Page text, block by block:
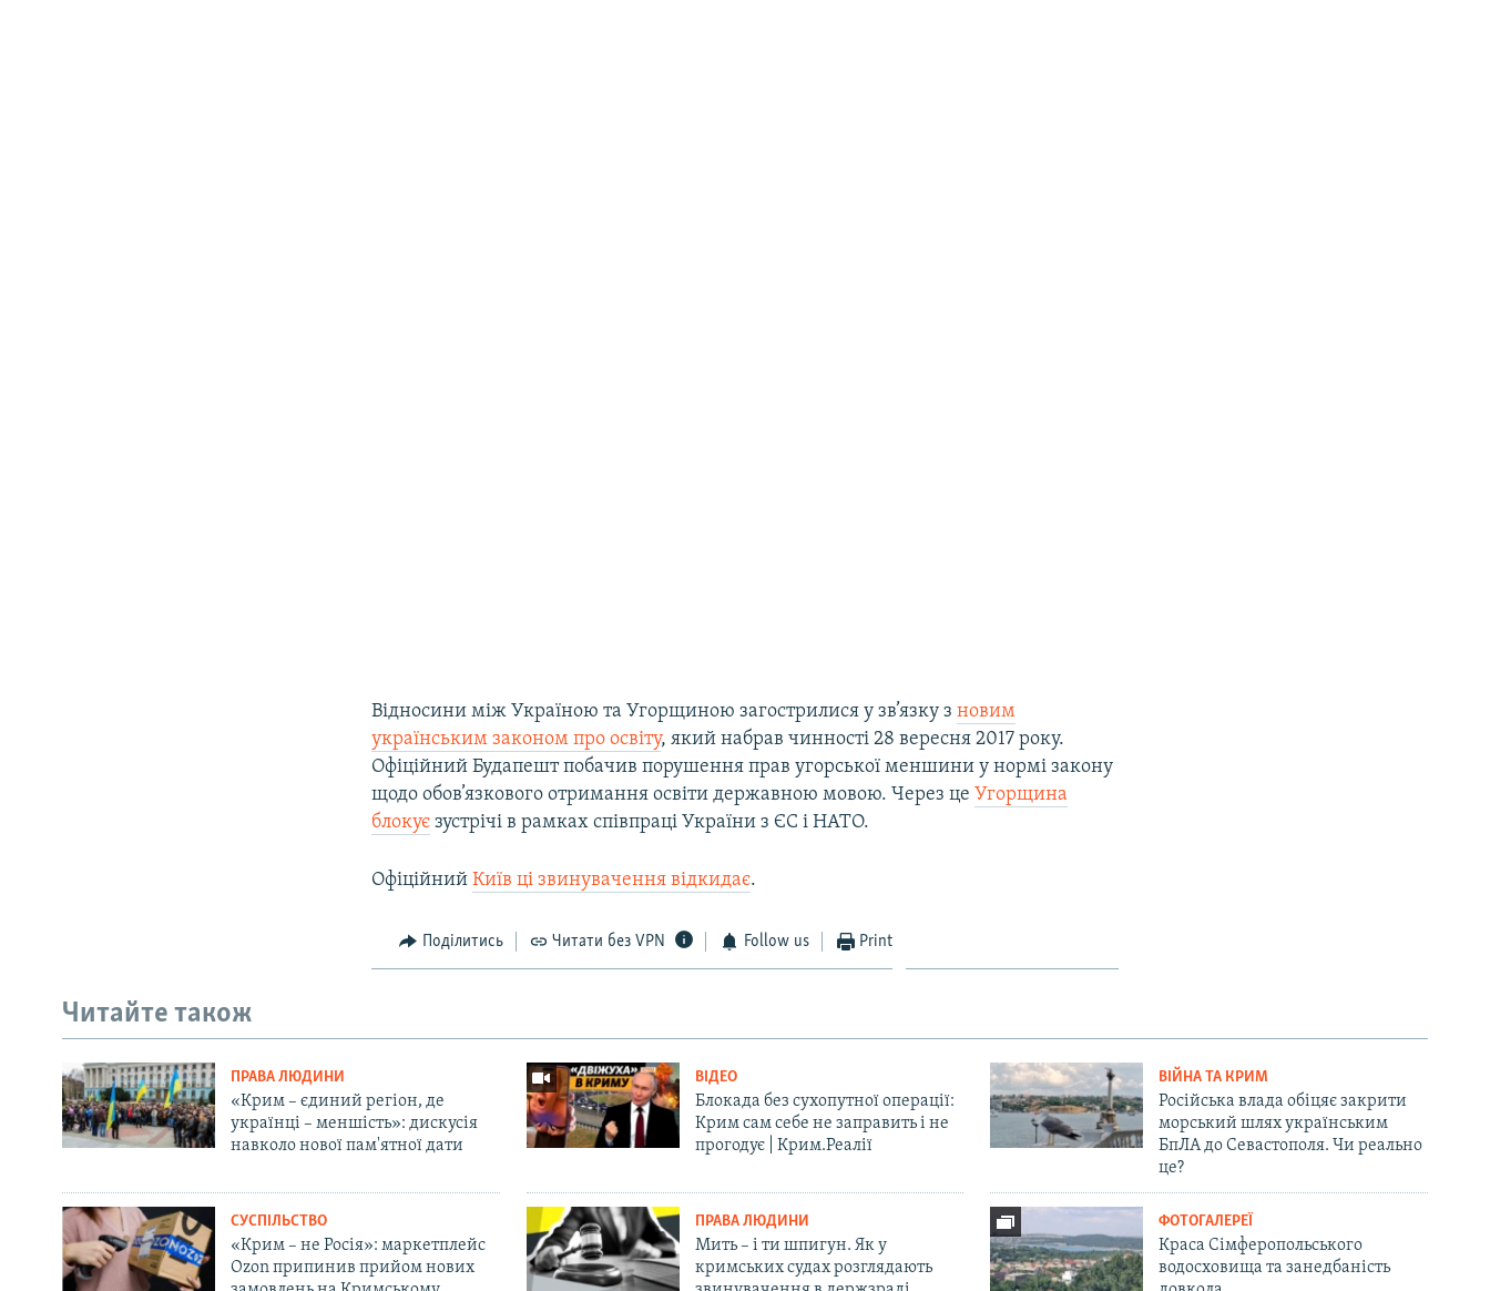
Відносини між Україною та Угорщиною загострилися у зв’язку зновим
українським законом про освіту, який набрав чинності 28 вересня 2017 року.
Офіційний Будапешт побачив порушення прав угорської меншини у нормі закону
щодо обов’язкового отримання освіти державною мовою. Через цеУгорщина
блокує зустрічі в рамках співпраці України з ЄС і НАТО.
ОфіційнийКиїв ці звинувачення відкидає.
Поділитись Читати без VPN Follow us Print
Читайте також
ПРАВА ЛЮДИНИ
«Крим – єдиний регіон, де
українці – меншість»: дискусія
навколо нової пам'ятної дати
ВІДЕО
Блокада без сухопутної операції:
Крим сам себе не заправить і не
прогодує | Крим.Реалії
ВІЙНА ТА КРИМ
Російська влада обіцяє закрити
морський шлях українським
БпЛА до Севастополя. Чи реально
це?
СУСПІЛЬСТВО
«Крим – не Росія»: маркетплейс
Ozon припинив прийом нових
ПРАВА ЛЮДИНИ
Мить – і ти шпигун. Як у
кримських судах розглядають
ФОТОГАЛЕРЕЇ
Краса Сімферопольського
водосховища та занедбаність